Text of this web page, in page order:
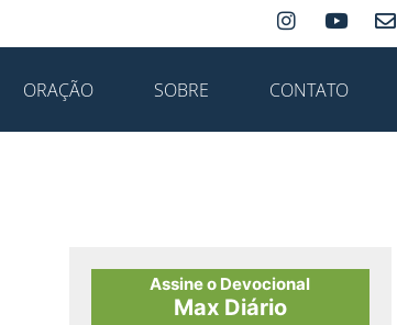
ORAÇÃO SOBRE CONTATO
Assine o Devocional
Max Diário